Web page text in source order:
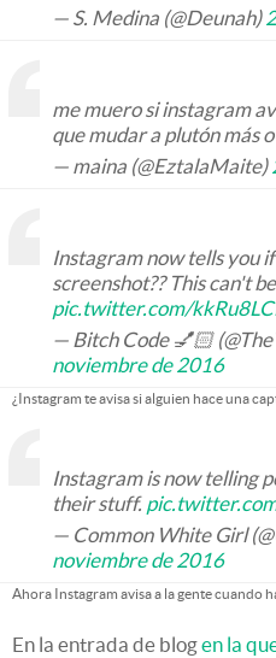
— S. Medina (@Deunah)
me muero si instagram
que mudar a plutón más
— maina (@EztalaMaite)
Instagram now tells you
screenshot?? This can't
pic.twitter.com/
— Bitch Code 💅🏻
noviembre de 2016
¿Instagram te avisa si alguien hace una
Instagram is now telling
their stuff.
— Common White Girl
noviembre de 2016
Ahora Instagram avisa a la gente cuando
En la entrada de blogen la